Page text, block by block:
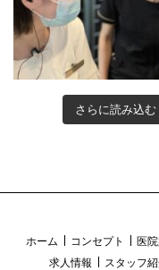
さらに読み込む
ホーム コンセプト 医
求人情報
スタッフ